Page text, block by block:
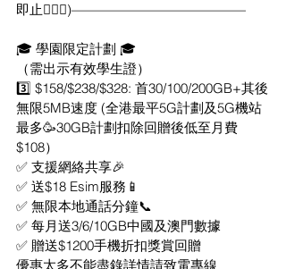
即止🤷🏻‍♂)—————————————
🎓 學園限定計劃 🎓
（需出示有效學生證）
3️⃣ $158/$238/$328: 首30/100/200GB+其後
無限5MB速度 (全港最平5G計劃及5G機站
最多🥳30GB計劃扣除回贈後低至月費
$108）
✅ 支援網絡共享🎉
✅ 送$18 Esim服務📱
✅ 無限本地通話分鐘📞
✅ 每月送3/6/10GB中國及澳門數據
✅ 贈送$1200手機折扣獎賞回贈
優惠太多不能盡錄詳情請致電專線